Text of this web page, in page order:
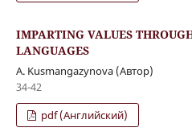
IMPARTING VALUES
LANGUAGES
A. Kusmangazynova (Автор)
34-42
pdf (Английский)